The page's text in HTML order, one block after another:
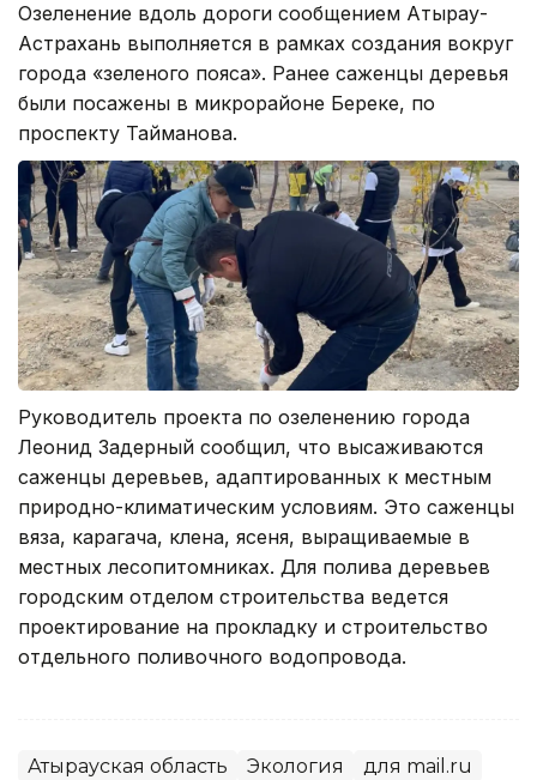
Озеленение вдоль дороги сообщением Атырау-
Астрахань выполняется в рамках создания вокруг
города «зеленого пояса». Ранее саженцы деревья
были посажены в микрорайоне Береке, по
проспекту Тайманова.
Руководитель проекта по озеленению города
Леонид Задерный сообщил, что высаживаются
саженцы деревьев, адаптированных к местным
природно-климатическим условиям. Это саженцы
вяза, карагача, клена, ясеня, выращиваемые в
местных лесопитомниках. Для полива деревьев
городским отделом строительства ведется
проектирование на прокладку и строительство
отдельного поливочного водопровода.
Атырауская область Экология для mail.ru